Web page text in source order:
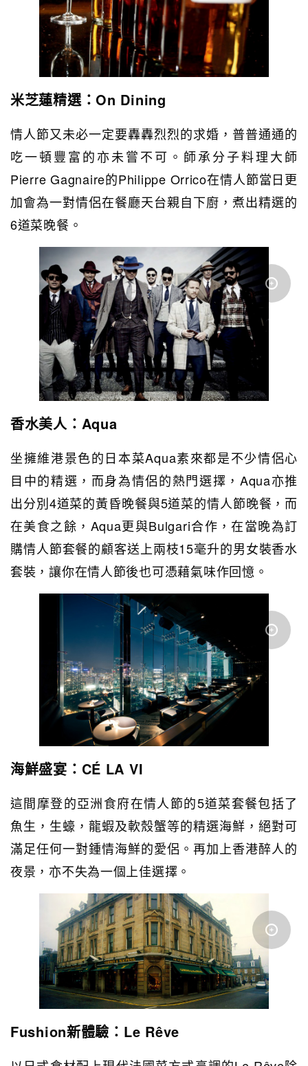
米芝蓮精選：On Dining
情人節又未必一定要轟轟烈烈的求婚，普普通通的
吃一頓豐富的亦未嘗不可。師承分子料理大師
Pierre Gagnaire的Philippe Orrico在情人節當日更
加會為一對情侶在餐廳天台親自下廚，煮出精選的
6道菜晚餐。
香水美人：Aqua
坐擁維港景色的日本菜Aqua素來都是不少情侶心
目中的精選，而身為情侶的熱門選擇，Aqua亦推
出分別4道菜的黃昏晚餐與5道菜的情人節晚餐，而
在美食之餘，Aqua更與Bulgari合作，在當晚為訂
購情人節套餐的顧客送上兩枝15毫升的男女裝香水
套裝，讓你在情人節後也可憑藉氣味作回憶。
海鮮盛宴：CÉ LA VI
這間摩登的亞洲食府在情人節的5道菜套餐包括了
魚生，生蠔，龍蝦及軟殼蟹等的精選海鮮，絕對可
滿足任何一對鍾情海鮮的愛侶。再加上香港醉人的
夜景，亦不失為一個上佳選擇。
Fushion新體驗：Le Rêve